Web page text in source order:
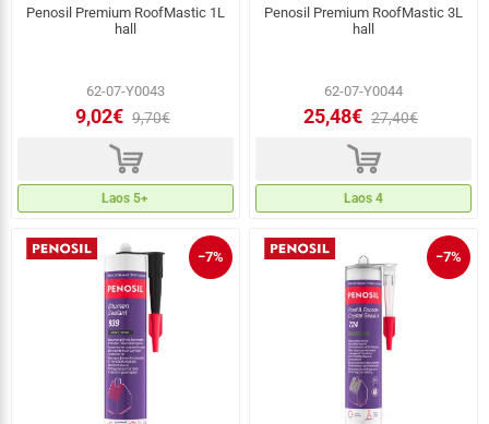
Penosil Premium RoofMastic 1L
hall
62-07-Y0043
9,02€ 9,70€
d
Laos 5+
Penosil Premium RoofMastic 3L
hall
62-07-Y0044
25,48€ 27,40€
d
Laos 4
−7% −7%